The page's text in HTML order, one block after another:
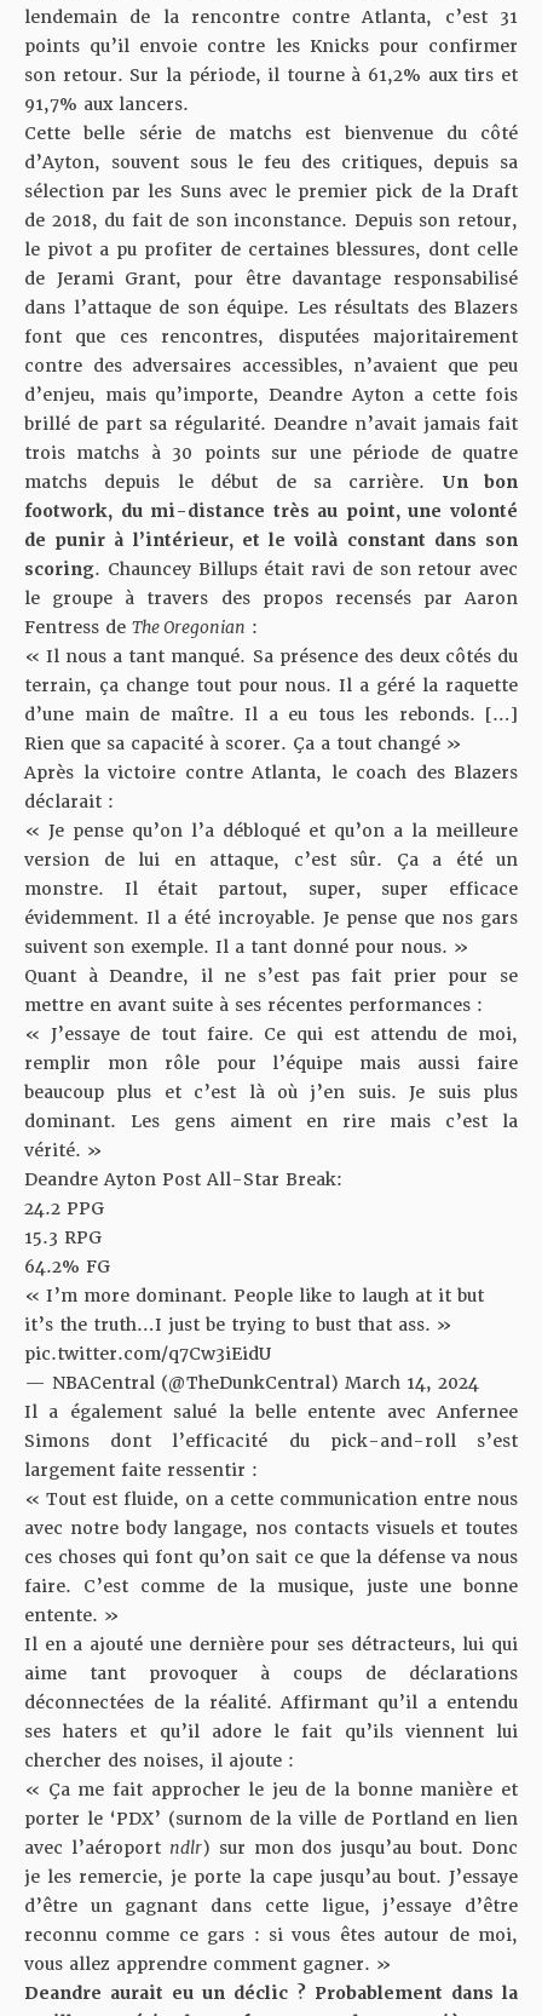
lendemain de la rencontre contre Atlanta, c’est 31
points qu’il envoie contre les Knicks pour confirmer
son retour. Sur la période, il tourne à 61,2% aux tirs et
91,7% aux lancers.
Cette belle série de matchs est bienvenue du côté
d’Ayton, souvent sous le feu des critiques, depuis sa
sélection par les Suns avec le premier pick de la Draft
de 2018, du fait de son inconstance. Depuis son retour,
le pivot a pu profiter de certaines blessures, dont celle
de Jerami Grant, pour être davantage responsabilisé
dans l’attaque de son équipe. Les résultats des Blazers
font que ces rencontres, disputées majoritairement
contre des adversaires accessibles, n’avaient que peu
d’enjeu, mais qu’importe, Deandre Ayton a cette fois
brillé de part sa régularité. Deandre n’avait jamais fait
trois matchs à 30 points sur une période de quatre
matchs depuis le début de sa carrière. Un bon
footwork, du mi-distance très au point, une volonté
de punir à l’intérieur, et le voilà constant dans son
scoring. Chauncey Billups était ravi de son retour avec
le groupe à travers des propos recensés par Aaron
Fentress de The Oregonian :
« Il nous a tant manqué. Sa présence des deux côtés du
terrain, ça change tout pour nous. Il a géré la raquette
d’une main de maître. Il a eu tous les rebonds. […]
Rien que sa capacité à scorer. Ça a tout changé »
Après la victoire contre Atlanta, le coach des Blazers
déclarait :
« Je pense qu’on l’a débloqué et qu’on a la meilleure
version de lui en attaque, c’est sûr. Ça a été un
monstre. Il était partout, super, super efficace
évidemment. Il a été incroyable. Je pense que nos gars
suivent son exemple. Il a tant donné pour nous. »
Quant à Deandre, il ne s’est pas fait prier pour se
mettre en avant suite à ses récentes performances :
« J’essaye de tout faire. Ce qui est attendu de moi,
remplir mon rôle pour l’équipe mais aussi faire
beaucoup plus et c’est là où j’en suis. Je suis plus
dominant. Les gens aiment en rire mais c’est la
vérité. »
Deandre Ayton Post All-Star Break:
24.2 PPG
15.3 RPG
64.2% FG
« I’m more dominant. People like to laugh at it but
it’s the truth…I just be trying to bust that ass. »
pic.twitter.com/q7Cw3iEidU
— NBACentral (@TheDunkCentral) March 14, 2024
Il a également salué la belle entente avec Anfernee
Simons dont l’efficacité du pick-and-roll s’est
largement faite ressentir :
« Tout est fluide, on a cette communication entre nous
avec notre body langage, nos contacts visuels et toutes
ces choses qui font qu’on sait ce que la défense va nous
faire. C’est comme de la musique, juste une bonne
entente. »
Il en a ajouté une dernière pour ses détracteurs, lui qui
aime tant provoquer à coups de déclarations
déconnectées de la réalité. Affirmant qu’il a entendu
ses haters et qu’il adore le fait qu’ils viennent lui
chercher des noises, il ajoute :
« Ça me fait approcher le jeu de la bonne manière et
porter le ‘PDX’ (surnom de la ville de Portland en lien
avec l’aéroport ndlr) sur mon dos jusqu’au bout. Donc
je les remercie, je porte la cape jusqu’au bout. J’essaye
d’être un gagnant dans cette ligue, j’essaye d’être
reconnu comme ce gars : si vous êtes autour de moi,
vous allez apprendre comment gagner. »
Deandre aurait eu un déclic ? Probablement dans la